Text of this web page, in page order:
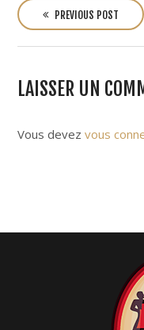
o
s
t
n
a
i
o
PREVIOUS POST
LAISSER UN
Vous devez vous